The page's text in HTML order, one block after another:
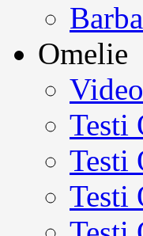
Omelie
Testi
Testi
Testi